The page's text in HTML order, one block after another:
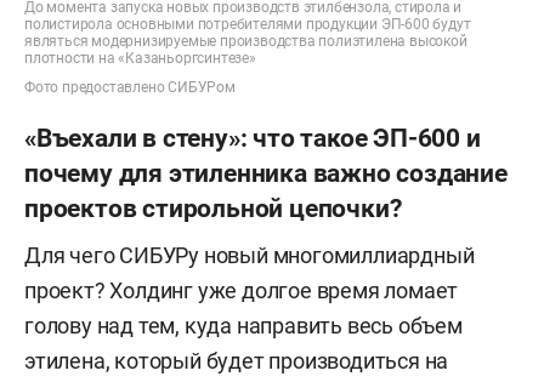
До момента запуска новых производств этилбензола, стирола и
полистирола основными потребителями продукции ЭП-600 будут
являться модернизируемые производства полиэтилена высокой
плотности на «Казаньоргсинтезе»
Фото предоставлено СИБУРом
«Въехали в стену»: что такое ЭП-600 и
почему для этиленника важно создание
проектов стирольной цепочки?
Для чего СИБУРу новый многомиллиардный
проект? Холдинг уже долгое время ломает
голову над тем, куда направить весь объем
этилена, который будет производиться на